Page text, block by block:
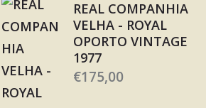
REAL COMPANHIA
VELHA - ROYAL
OPORTO VINTAGE
1977
€175,00